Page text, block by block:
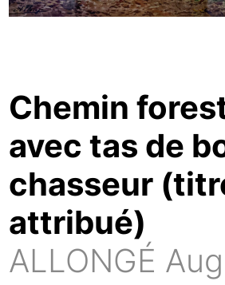
Chemin
avec tas de
chasseur
attribué)
ALLONGÉ